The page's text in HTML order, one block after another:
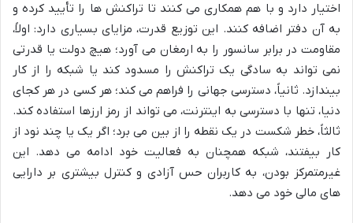
اختیار دارد و با هم همکاری می کنند تا تراکنش ها را تأیید کرده و
به آن دفتر اضافه کنند. این توزیع قدرت، مزایای بسیاری دارد: اولاً،
مقاومت در برابر سانسور را به ارمغان می آورد؛ هیچ دولت یا قدرتی
نمی تواند به سادگی یک تراکنش را مسدود کند یا شبکه را از کار
بیندازد. ثانیاً، دسترسی جهانی را فراهم می کند؛ هر کسی در هر کجای
دنیا، تنها با دسترسی به اینترنت، می تواند از رمز ارزها استفاده کند.
ثالثاً، خطر شکست در یک نقطه را از بین می برد؛ اگر یک یا چند نود از
کار بیفتند، شبکه همچنان به فعالیت خود ادامه می دهد. این
غیرمتمرکز بودن، به کاربران حس آزادی و کنترل بیشتری بر دارایی
های مالی خود می دهد.